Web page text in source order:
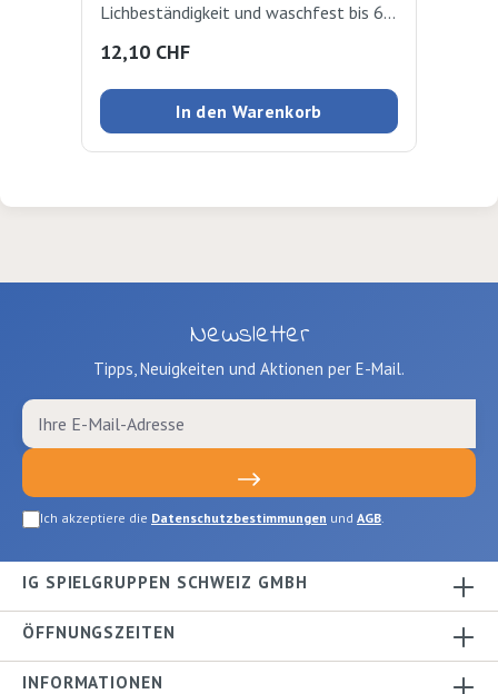
Lichbeständigkeit und waschfest bis 60
Strichstärke: 2-3 mm
Regulärer Preis:
12,10 CHF
In den Warenkorb
Newsletter
Tipps, Neuigkeiten und Aktionen per E-Mail.
Ich akzeptiere die Datenschutzbestimmungen und AGB.
IG SPIELGRUPPEN SCHWEIZ GMBH
ÖFFNUNGSZEITEN
INFORMATIONEN